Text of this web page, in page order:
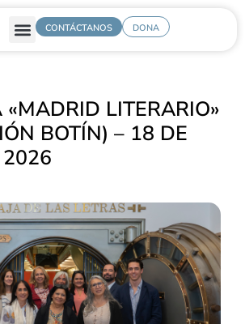
CONTÁCTANOS DONA
«MADRID LITERARIO»
BOTÍN) – 18 DE
2026